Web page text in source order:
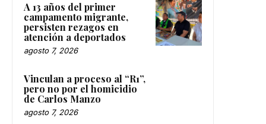
A 13 años del primer
campamento migrante,
persisten rezagos en
atención a deportados
agosto 7, 2026
Vinculan a proceso al “R1”,
pero no por el homicidio
de Carlos Manzo
agosto 7, 2026